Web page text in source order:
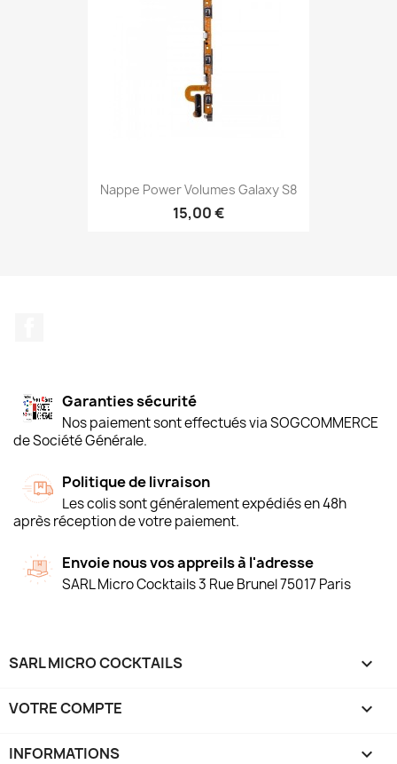
Nappe Power Volumes Galaxy S8
15,00 €
Garanties sécurité
Nos paiement sont effectués via SOGCOMMERCE
de Société Générale.
Politique de livraison
Les colis sont généralement expédiés en 48h
après réception de votre paiement.
Envoie nous vos appreils à l'adresse
SARL Micro Cocktails 3 Rue Brunel 75017 Paris
SARL MICRO COCKTAILS 
VOTRE COMPTE 
INFORMATIONS keyboard_arrow_down